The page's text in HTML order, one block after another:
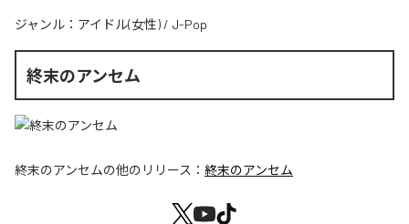
ジャンル： アイドル(女性) / J-Pop
終末のアンセム
終末のアンセムの他のリリース： 終末のアンセム